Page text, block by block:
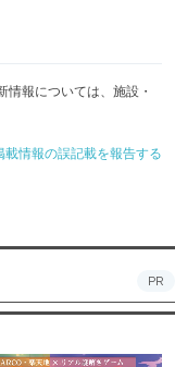
報については、施設・
載情報の誤記載を報告する
PR